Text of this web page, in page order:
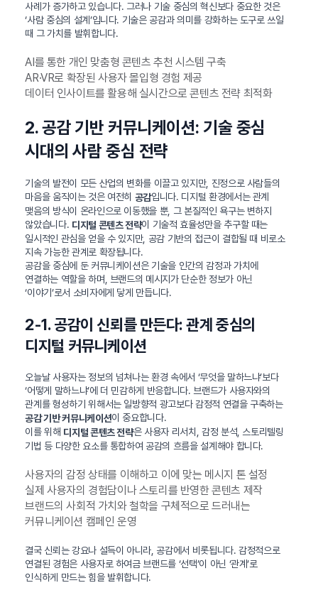
사례가 증가하고 있습니다. 그러나 기술 중심의 혁신보다 중요한 것은
‘사람 중심의 설계’입니다. 기술은 공감과 의미를 강화하는 도구로 쓰일
때 그 가치를 발휘합니다.
AI를 통한 개인 맞춤형 콘텐츠 추천 시스템 구축
AR·VR로 확장된 사용자 몰입형 경험 제공
데이터 인사이트를 활용해 실시간으로 콘텐츠 전략 최적화
2. 공감 기반 커뮤니케이션: 기술 중심
시대의 사람 중심 전략
기술의 발전이 모든 산업의 변화를 이끌고 있지만, 진정으로 사람들의
마음을 움직이는 것은 여전히 공감입니다. 디지털 환경에서는 관계
맺음의 방식이 온라인으로 이동했을 뿐, 그 본질적인 욕구는 변하지
않았습니다. 디지털 콘텐츠 전략이 기술적 효율성만을 추구할 때는
일시적인 관심을 얻을 수 있지만, 공감 기반의 접근이 결합될 때 비로소
지속 가능한 관계로 확장됩니다.
공감을 중심에 둔 커뮤니케이션은 기술을 인간의 감정과 가치에
연결하는 역할을 하며, 브랜드의 메시지가 단순한 정보가 아닌
‘이야기’로서 소비자에게 닿게 만듭니다.
2-1. 공감이 신뢰를 만든다: 관계 중심의
디지털 커뮤니케이션
오늘날 사용자는 정보의 넘쳐나는 환경 속에서 ‘무엇을 말하느냐’보다
‘어떻게 말하느냐’에 더 민감하게 반응합니다. 브랜드가 사용자와의
관계를 형성하기 위해서는 일방향적 광고보다 감정적 연결을 구축하는
공감 기반 커뮤니케이션이 중요합니다.
이를 위해 디지털 콘텐츠 전략은 사용자 리서치, 감정 분석, 스토리텔링
기법 등 다양한 요소를 통합하여 공감의 흐름을 설계해야 합니다.
사용자의 감정 상태를 이해하고 이에 맞는 메시지 톤 설정
실제 사용자의 경험담이나 스토리를 반영한 콘텐츠 제작
브랜드의 사회적 가치와 철학을 구체적으로 드러내는
커뮤니케이션 캠페인 운영
결국 신뢰는 강요나 설득이 아니라, 공감에서 비롯됩니다. 감정적으로
연결된 경험은 사용자로 하여금 브랜드를 ‘선택’이 아닌 ‘관계’로
인식하게 만드는 힘을 발휘합니다.